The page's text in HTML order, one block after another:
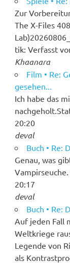
Zur
The X-Files
tik: Verfasst
Khaanara
Film • Re:
gesehen...
Ich habe das
20:20
deval
Buch • Re:
Genau, was
20:17
deval
Buch • Re:
Auf jeden Fall
Weltkriege
Legende von
als